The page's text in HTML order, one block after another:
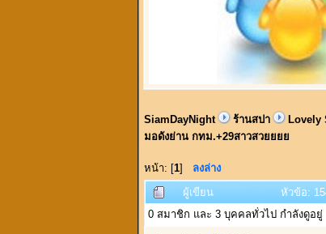
SiamDayNight ร้านสปา Lovely
มอดังย่าน กทม.+29สาวสวยยยย
หน้า: [1] ลงล่าง
ผู้เขียน
หัวข้อ:
0 สมาชิก และ 3 บุคคลทั่วไป กำลังดูอยู่